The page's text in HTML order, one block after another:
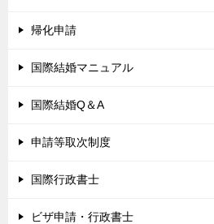
帰化申請
国際結婚マニュアル
国際結婚Q＆A
申請等取次制度
国際行政書士
ビザ申請・行政書士